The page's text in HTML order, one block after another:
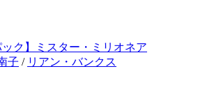
ック】ミスター・ミリオネア
子 / リアン・バンクス